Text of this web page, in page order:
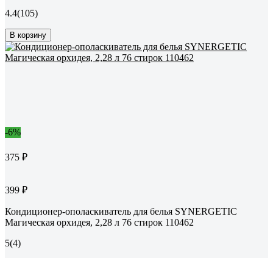
4.4(105)
В корзину
-6%
375 ₽
399 ₽
Кондиционер-ополаскиватель для белья SYNERGETIC
Магическая орхидея, 2,28 л 76 стирок 110462
5(4)